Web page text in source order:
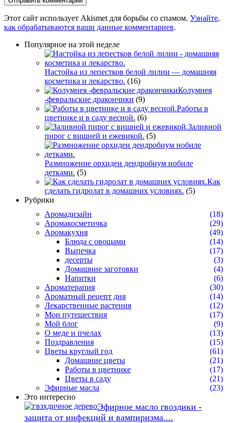
Этот сайт использует Akismet для борьбы со спамом. Узнайте,
как обрабатываются ваши данные комментариев.
Популярное на этой неделе
Настойка из лепестков белой лилии — домашняя
косметика и лекарство. (16)
Колумнея
-февральские дракончики (9)
Работы в
цветнике и в саду весной. (6)
Заливной
пирог с вишней и ежевикой. (5)
Размножение орхидеи дендробиум нобиле
детками. (5)
Как
сделать гидролат в домашних условиях. (5)
Рубрики
Аромадизайн
(18)
Аромакосметичка
(29)
Аромакухня
(49)
Блюда с овощами
(14)
Выпечка
(17)
десерты
(3)
Домашние заготовки
(4)
Напитки
(6)
Ароматерапия
(30)
Ароматный рецепт дня
(14)
Лекарственные растения
(12)
Мои путешествия
(17)
Мой блог
(9)
О меде и пчелах
(13)
Поздравления
(15)
Цветы круглый год
(61)
Домашние цветы
(21)
Работы в цветнике
(17)
Цветы в саду
(21)
Эфирные масла
(23)
Это интересно
Эфирное масло гвоздики -
защита от инфекций и вампиризма....